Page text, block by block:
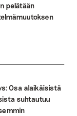
pelätään
Osa alaikäisistä
suhtautuu